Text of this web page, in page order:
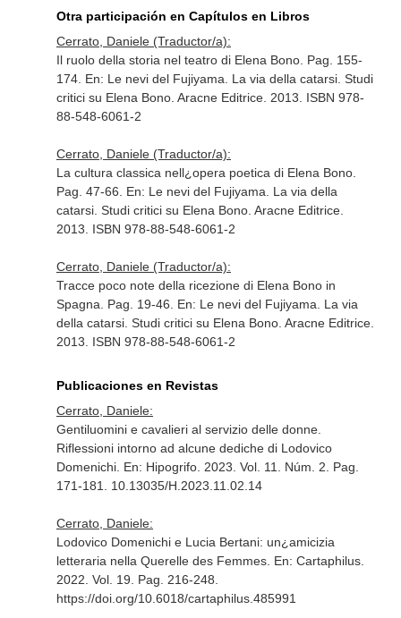
Otra participación en Capítulos en Libros
Cerrato, Daniele (Traductor/a):
Il ruolo della storia nel teatro di Elena Bono. Pag. 155-
174. En: Le nevi del Fujiyama. La via della catarsi. Studi
critici su Elena Bono. Aracne Editrice. 2013. ISBN 978-
88-548-6061-2
Cerrato, Daniele (Traductor/a):
La cultura classica nell¿opera poetica di Elena Bono.
Pag. 47-66. En: Le nevi del Fujiyama. La via della
catarsi. Studi critici su Elena Bono. Aracne Editrice.
2013. ISBN 978-88-548-6061-2
Cerrato, Daniele (Traductor/a):
Tracce poco note della ricezione di Elena Bono in
Spagna. Pag. 19-46. En: Le nevi del Fujiyama. La via
della catarsi. Studi critici su Elena Bono. Aracne Editrice.
2013. ISBN 978-88-548-6061-2
Publicaciones en Revistas
Cerrato, Daniele:
Gentiluomini e cavalieri al servizio delle donne.
Riflessioni intorno ad alcune dediche di Lodovico
Domenichi. En: Hipogrifo. 2023. Vol. 11. Núm. 2. Pag.
171-181. 10.13035/H.2023.11.02.14
Cerrato, Daniele:
Lodovico Domenichi e Lucia Bertani: un¿amicizia
letteraria nella Querelle des Femmes. En: Cartaphilus.
2022. Vol. 19. Pag. 216-248.
https://doi.org/10.6018/cartaphilus.485991